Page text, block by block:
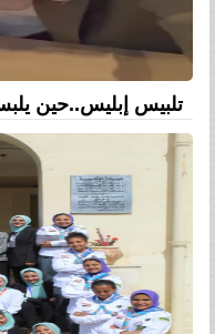
تلبيس إبليس..حين